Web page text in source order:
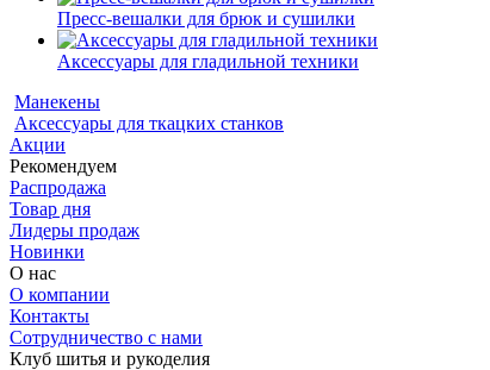
Пресс-вешалки для брюк и сушилки
Аксессуары для гладильной техники
Манекены
Аксессуары для ткацких станков
Акции
Рекомендуем
Распродажа
Товар дня
Лидеры продаж
Новинки
О нас
О компании
Контакты
Сотрудничество с нами
Клуб шитья и рукоделия